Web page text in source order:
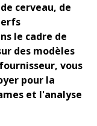
cerveau, de
le cadre de
des modèles
vous
pour la
et l'analyse